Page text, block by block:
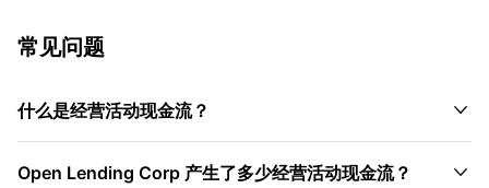
常见问题
什么是经营活动现金流？ 
Open Lending Corp 产生了多少经营活动现金流？ 